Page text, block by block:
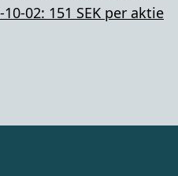
02: 151 SEK per aktie